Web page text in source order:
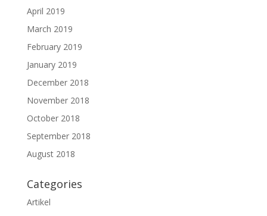
April 2019
March 2019
February 2019
January 2019
December 2018
November 2018
October 2018
September 2018
August 2018
Categories
Artikel